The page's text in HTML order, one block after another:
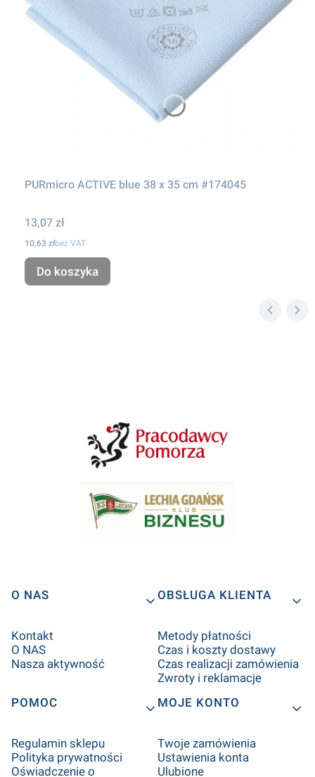
PURmicro ACTIVE blue 38 x 35 cm #174045
Cena
13,07 zł
Cena
10,63 złbez VAT
Do koszyka
Linki w stopce
O NAS
Kontakt
O NAS
Nasza aktywność
OBSŁUGA KLIENTA
Metody płatności
Czas i koszty dostawy
Czas realizacji zamówienia
Zwroty i reklamacje
POMOC
Regulamin sklepu
Polityka prywatności
Oświadczenie o
MOJE KONTO
Twoje zamówienia
Ustawienia konta
Ulubione